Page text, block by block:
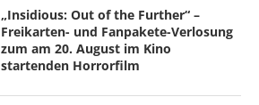
„Insidious: Out of the Further“ –
Freikarten- und Fanpakete-Verlosung
zum am 20. August im Kino
startenden Horrorfilm